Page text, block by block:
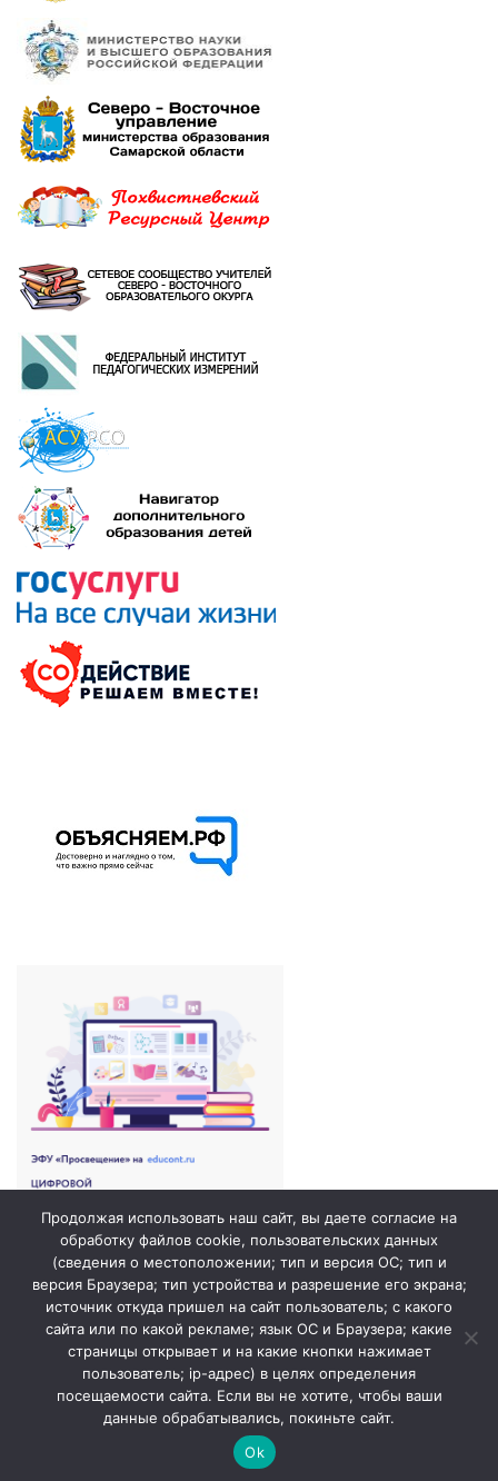
© 2026. ГБОУ СОШ №1 города Похвистнево /
Продолжая использовать наш сайт, вы даете согласие на
обработку файлов cookie, пользовательских данных
(сведения о местоположении; тип и версия ОС; тип и
версия Браузера; тип устройства и разрешение его экрана;
источник откуда пришел на сайт пользователь; с какого
сайта или по какой рекламе; язык ОС и Браузера; какие
страницы открывает и на какие кнопки нажимает
пользователь; ip-адрес) в целях определения
посещаемости сайта. Если вы не хотите, чтобы ваши
данные обрабатывались, покиньте сайт.
Ok